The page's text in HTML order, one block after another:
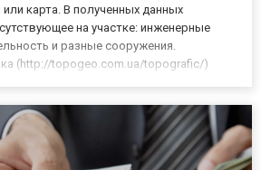
карта. В полученных данных
на участке: инженерные
и разные сооружения.
(http://topogeo.com.ua/topografic/)
для проекти...